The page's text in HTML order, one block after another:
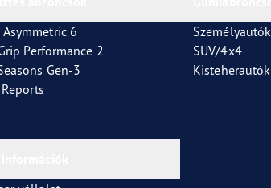
Asymmetric 6
Performance 2
Gen-3
Személyautók
SUV/4x4
Kisteherautók